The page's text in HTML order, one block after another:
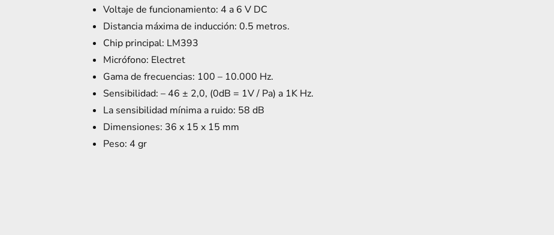
Voltaje de funcionamiento: 4 a 6 V DC
Distancia máxima de inducción: 0.5 metros.
Chip principal: LM393
Micrófono: Electret
Gama de frecuencias: 100 – 10.000 Hz.
Sensibilidad: – 46 ± 2,0, (0dB = 1V / Pa) a 1K Hz.
La sensibilidad mínima a ruido: 58 dB
Dimensiones: 36 x 15 x 15 mm
Peso: 4 gr